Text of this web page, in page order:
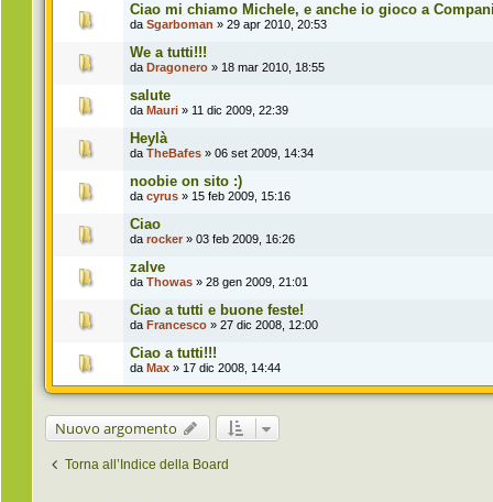
Ciao mi chiamo Michele, e anche io gioco a
da Sgarboman » 29 apr 2010, 20:53
We a tutti!!!
da Dragonero » 18 mar 2010, 18:55
salute
da Mauri » 11 dic 2009, 22:39
Heylà
da TheBafes » 06 set 2009, 14:34
noobie on sito :)
da cyrus » 15 feb 2009, 15:16
Ciao
da rocker » 03 feb 2009, 16:26
zalve
da Thowas » 28 gen 2009, 21:01
Ciao a tutti e buone feste!
da Francesco » 27 dic 2008, 12:00
Ciao a tutti!!!
da Max » 17 dic 2008, 14:44
Nuovo argomento
Torna all’Indice della Board